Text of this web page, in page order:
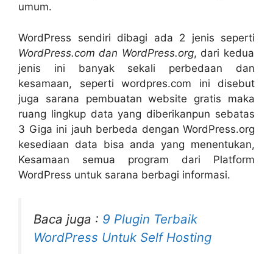
umum.
WordPress sendiri dibagi ada 2 jenis seperti
WordPress.com dan WordPress.org, dari kedua
jenis ini banyak sekali perbedaan dan
kesamaan, seperti wordpres.com ini disebut
juga sarana pembuatan website gratis maka
ruang lingkup data yang diberikanpun sebatas
3 Giga ini jauh berbeda dengan WordPress.org
kesediaan data bisa anda yang menentukan,
Kesamaan semua program dari Platform
WordPress untuk sarana berbagi informasi.
Baca juga : 9 Plugin Terbaik
WordPress Untuk Self Hosting